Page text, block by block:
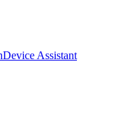
Assistant